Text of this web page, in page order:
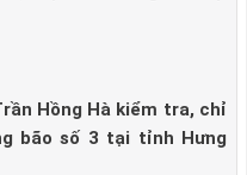
Hồng Hà kiểm tra, chỉ
bão số 3 tại tỉnh Hưng